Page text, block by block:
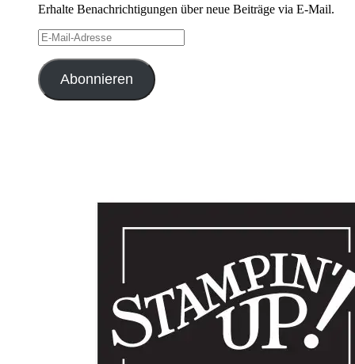
Erhalte Benachrichtigungen über neue Beiträge via E-Mail.
E-
Mail-
Adresse
Abonnieren